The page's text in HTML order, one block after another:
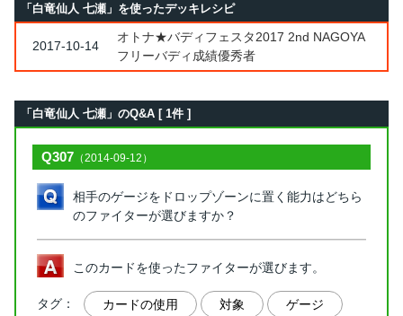
「白竜仙人 七瀬」を使ったデッキレシピ
2017-10-14
オトナ★バディフェスタ2017 2nd NAGOYA
フリーバディ成績優秀者
「白竜仙人 七瀬」のQ&A [ 1件 ]
Q307 （2014-09-12）
相手のゲージをドロップゾーンに置く能力はどちら
のファイターが選びますか？
このカードを使ったファイターが選びます。
タグ： カードの使用 対象 ゲージ